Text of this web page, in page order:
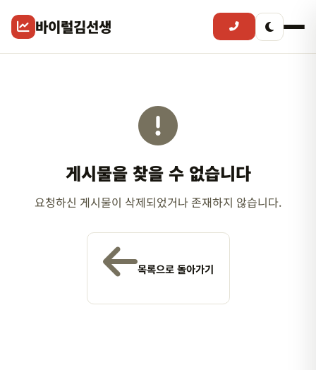
바이럴김선생
게시물을 찾을 수 없습니다
요청하신 게시물이 삭제되었거나 존재하지 않습니다.
목록으로 돌아가기